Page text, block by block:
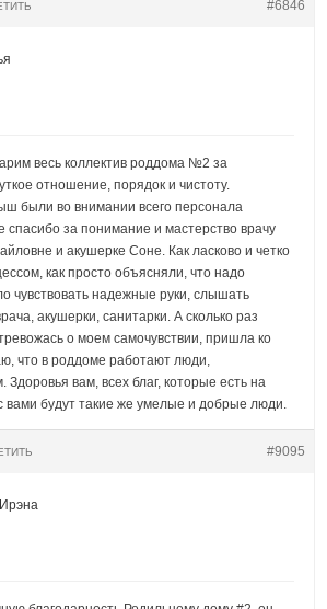
#6846
весь коллектив роддома №2 за
отношение, порядок и чистоту.
были во внимании всего персонала
спасибо за понимание и мастерство врачу
и акушерке Соне. Как ласково и четко
как просто объясняли, что надо
чувствовать надежные руки, слышать
акушерки, санитарки. А сколько раз
о моем самочувствии, пришла ко
что в роддоме работают люди,
вам, всех благ, которые есть на
вами будут такие же умелые и добрые люди.
#9095